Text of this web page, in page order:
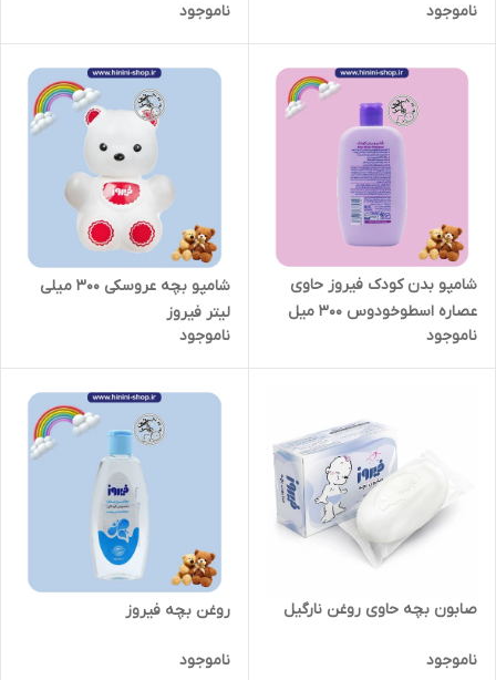
ناموجود
ناموجود
شامپو بدن کودک فیروز حاوی
عصاره اسطوخودوس 300 میل
ناموجود
شامپو بچه عروسکی 300 میلی
لیتر فیروز
ناموجود
صابون بچه حاوی روغن نارگیل
ناموجود
روغن بچه فیروز
ناموجود